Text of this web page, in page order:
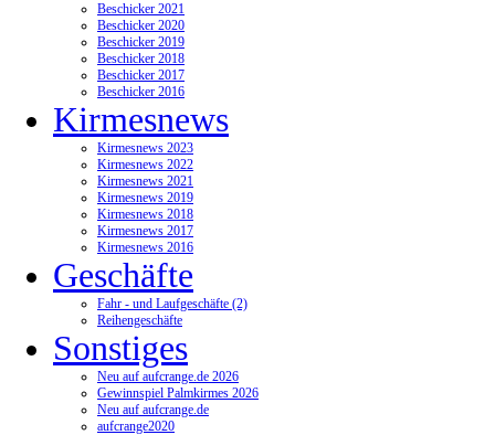
Beschicker 2021
Beschicker 2020
Beschicker 2019
Beschicker 2018
Beschicker 2017
Beschicker 2016
Kirmesnews
Kirmesnews 2023
Kirmesnews 2022
Kirmesnews 2021
Kirmesnews 2019
Kirmesnews 2018
Kirmesnews 2017
Kirmesnews 2016
Geschäfte
Fahr - und Laufgeschäfte (2)
Reihengeschäfte
Sonstiges
Neu auf aufcrange.de 2026
Gewinnspiel Palmkirmes 2026
Neu auf aufcrange.de
aufcrange2020